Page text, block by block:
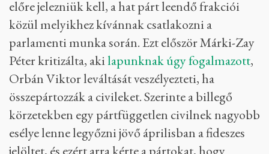
előre jelezniük kell, a hat párt leendő frakciói
közül melyikhez kívánnak csatlakozni a
parlamenti munka során. Ezt először Márki-Zay
Péter kritizálta, akilapunknak úgy fogalmazott,
Orbán Viktor leváltását veszélyezteti, ha
összepártozzák a civileket. Szerinte a billegő
körzetekben egy pártfüggetlen civilnek nagyobb
esélye lenne legyőzni jövő áprilisban a fideszes
jelöltet, és ezért arra kérte a pártokat, hogy